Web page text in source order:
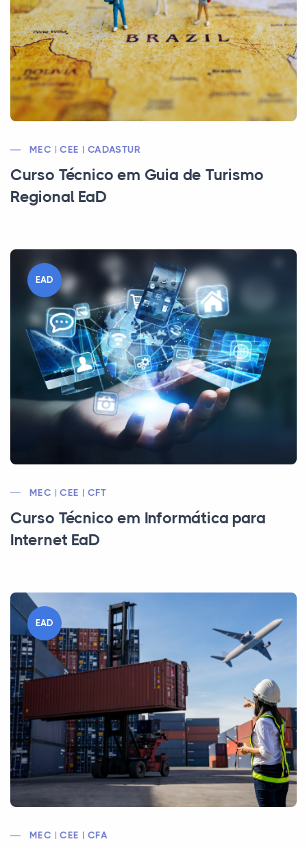
MEC | CEE | CADASTUR
Curso Técnico em Guia de Turismo
Regional EaD
EAD
MEC | CEE | CFT
Curso Técnico em Informática para
Internet EaD
EAD
MEC | CEE | CFA